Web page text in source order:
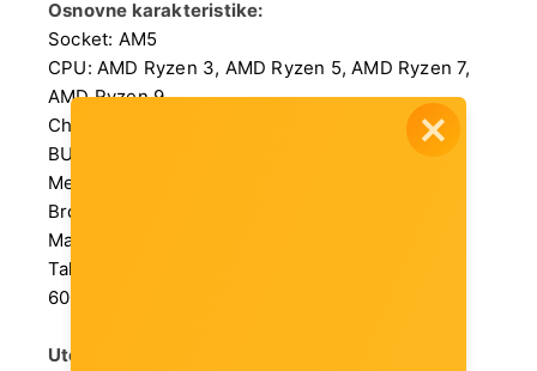
Osnovne karakteristike:
Socket: AM5
CPU: AMD Ryzen 3, AMD Ryzen 5, AMD Ryzen 7,
AMD Ryzen 9
Chipset (N): AMD X870E
BUS[MHz]: 1000
Memorija: DDR5
Broj utora: 4
Max. memorije [GB]: 192
Takt memorije [MHz]: 5200, 5400, 5600, 5800,
6000
Utori: